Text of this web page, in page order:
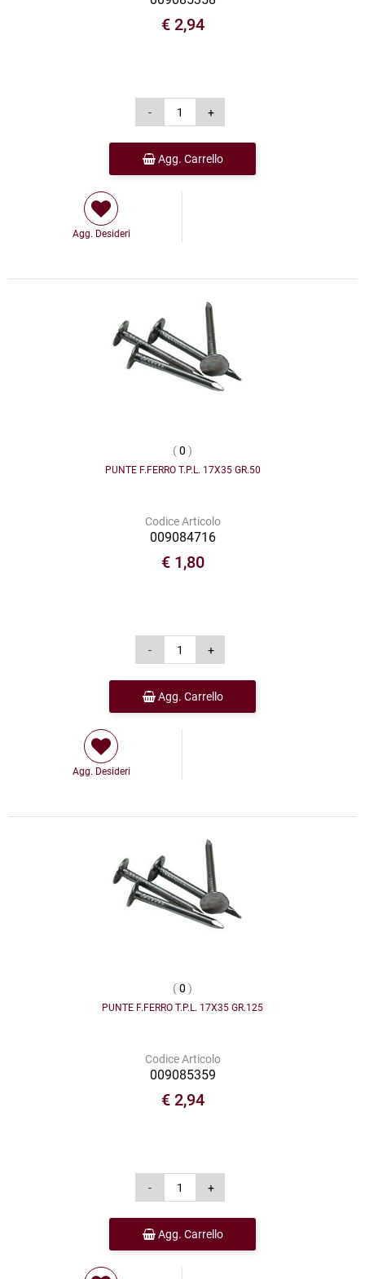
€ 2,94
Agg. Carrello
Agg. Desideri
(0 )
PUNTE F.FERRO T.P.L. 17X35 GR.50
Codice Articolo
009084716
€ 1,80
Agg. Carrello
Agg. Desideri
(0 )
PUNTE F.FERRO T.P.L. 17X35 GR.125
Codice Articolo
009085359
€ 2,94
Agg. Carrello